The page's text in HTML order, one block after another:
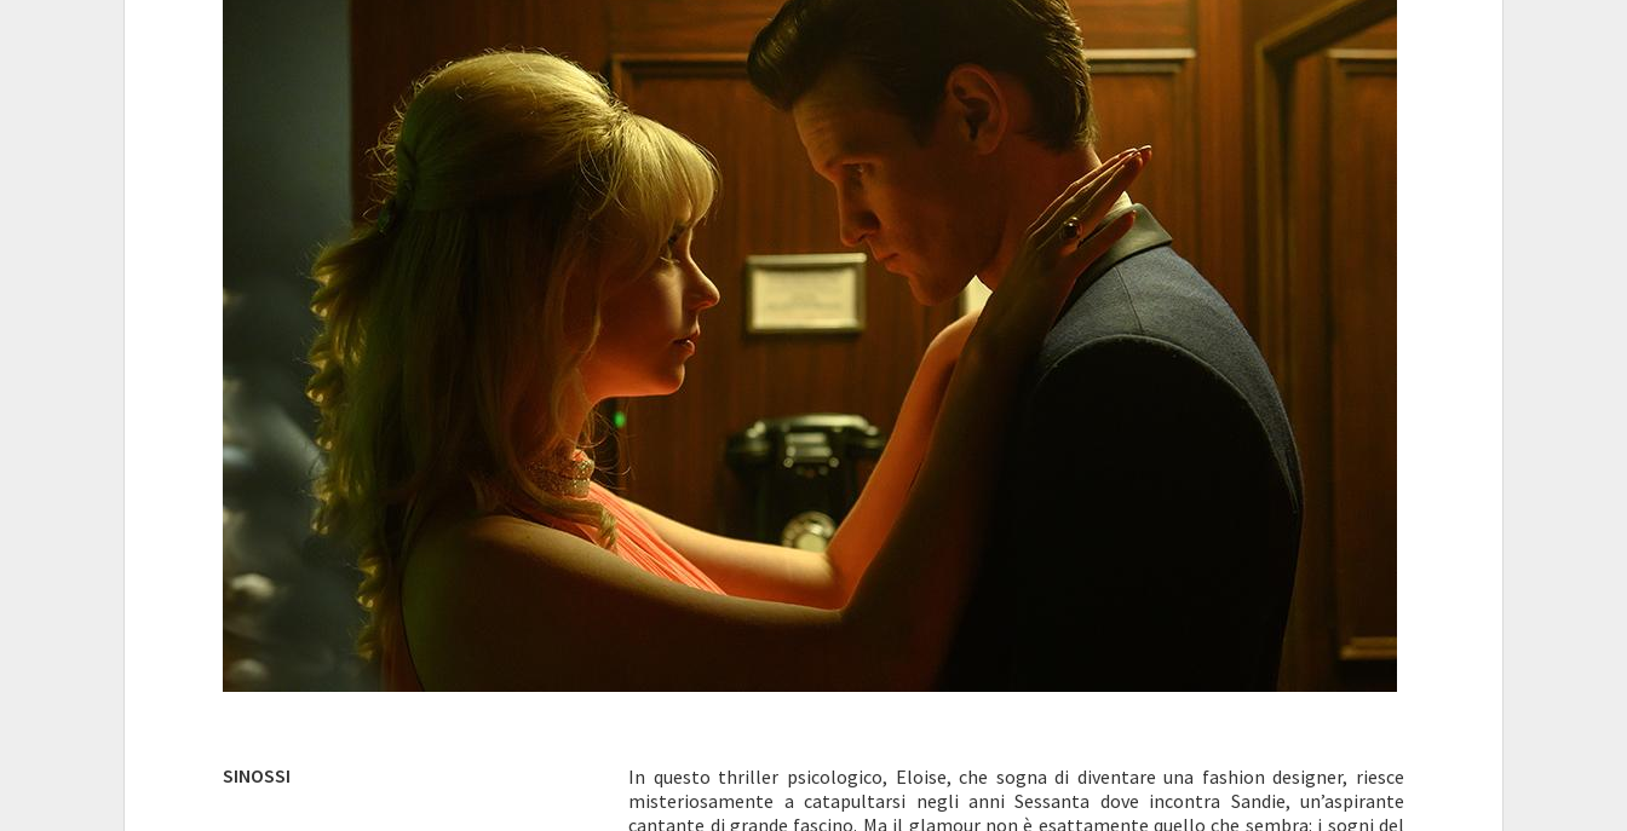
SINOSSI
In questo thriller psicologico, Eloise, che sogna di diventare una fashion designer, riesce
misteriosamente a catapultarsi negli anni Sessanta dove incontra Sandie, un’aspirante
cantante di grande fascino. Ma il glamour non è esattamente quello che sembra: i sogni del